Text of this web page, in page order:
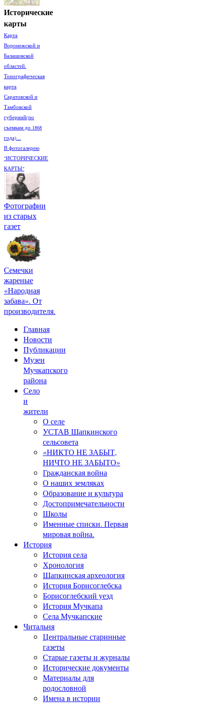
Исторические
карты
Карта
Воронежской и
Балашовской
областей.
Топографическая
карта
Саратовской и
Тамбовской
губерний(по
съемкам до 1868
года)...
В фотогалерею
"ИСТОРИЧЕСКИЕ
КАРТЫ"
Фотографии
из старых
газет
Семечки
жареные
«Народная
забава». От
производителя.
Главная
Новости
Публикации
Музеи
Мучкапского
района
Село
и
жители
О селе
УСТАВ Шапкинского
сельсовета
«НИКТО НЕ ЗАБЫТ,
НИЧТО НЕ ЗАБЫТО»
Гражданская война
О наших земляках
Образование и культура
Достопримечательности
Школы
Именные списки. Первая
мировая война.
История
История села
Хронология
Шапкинская археология
История Борисоглебска
Борисоглебский уезд
История Мучкапа
Села Мучкапские
Читальня
Центральные старинные
газеты
Старые газеты и журналы
Исторические документы
Материалы для
родословной
Имена в истории